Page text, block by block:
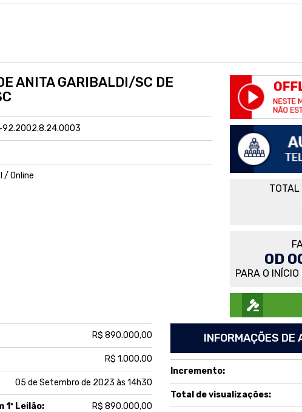
ANITA GARIBALDI/SC DE
/ Online
TOTAL
0D
PARA O
R$ 890.000,00
R$ 1.000,00
05 de Setembro de 2023 às 14h30
1º Leilão: R$ 890.000,00
INFORMAÇÕES DE
Incremento:
Total de visualizações: